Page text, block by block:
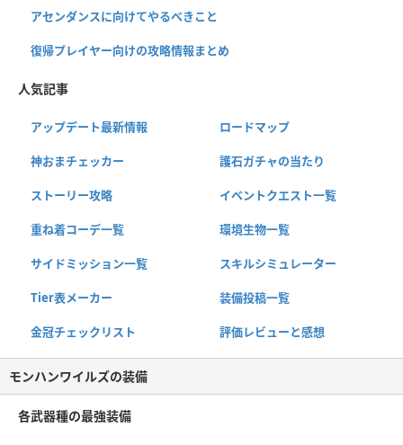
アセンダンスに向けてやるべきこと
復帰プレイヤー向けの攻略情報まとめ
人気記事
アップデート最新情報 ロードマップ
神おまチェッカー 護石ガチャの当たり
ストーリー攻略 イベントクエスト一覧
重ね着コーデ一覧 環境生物一覧
サイドミッション一覧 スキルシミュレーター
Tier表メーカー 装備投稿一覧
金冠チェックリスト 評価レビューと感想
モンハンワイルズの装備
各武器種の最強装備